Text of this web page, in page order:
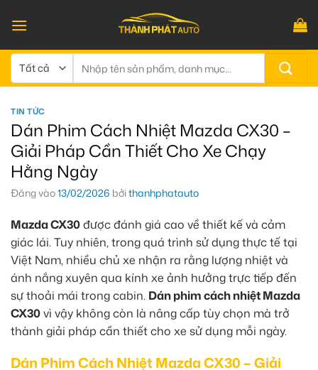
qua
dung
kiếm:
TIN TỨC
Dán Phim Cách Nhiệt Mazda CX30 –
Giải Pháp Cần Thiết Cho Xe Chạy
Hằng Ngày
Đăng vào13/02/2026 bởithanhphatauto
Mazda CX30được đánh giá cao về thiết kế và cảm
giác lái. Tuy nhiên, trong quá trình sử dụng thực tế tại
Việt Nam, nhiều chủ xe nhận ra rằng lượng nhiệt và
ánh nắng xuyên qua kính xe ảnh hưởng trực tiếp đến
sự thoải mái trong cabin. Dán phim cách nhiệt Mazda
CX30vì vậy không còn là nâng cấp tùy chọn mà trở
thành giải pháp cần thiết cho xe sử dụng mỗi ngày.
Dán Phim Cách Nhiệt Mazda CX30 – Giải